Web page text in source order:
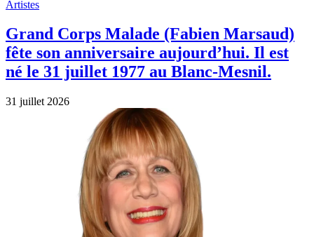
Artistes
Grand Corps Malade (Fabien Marsaud)
fête son anniversaire aujourd’hui. Il est
né le 31 juillet 1977 au Blanc-Mesnil.
31 juillet 2026